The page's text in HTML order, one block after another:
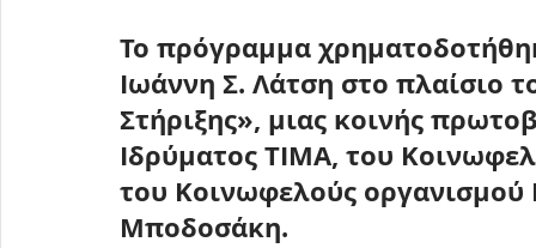
Το πρόγραμμα
Ιωάννη Σ. Λάτση στο πλαίσιο
Στήριξης», μιας κοινής
Ιδρύματος ΤΙΜΑ, του
του Κοινωφελούς οργανισμού
Μποδοσάκη.